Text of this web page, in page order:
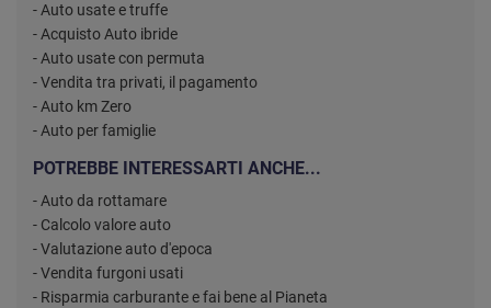
- Auto usate e truffe
- Acquisto Auto ibride
- Auto usate con permuta
- Vendita tra privati, il pagamento
- Auto km Zero
- Auto per famiglie
POTREBBE INTERESSARTI ANCHE...
- Auto da rottamare
- Calcolo valore auto
- Valutazione auto d'epoca
- Vendita furgoni usati
- Risparmia carburante e fai bene al Pianeta